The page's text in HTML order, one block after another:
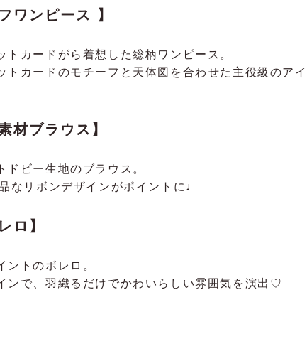
ワンピース 】
トカードがら着想した総柄ワンピース。
トカードのモチーフと天体図を合わせた主役級のアイ
材ブラウス】
ビー生地のブラウス。
なリボンデザインがポイントに♩
ロ】
トのボレロ。
ンで、羽織るだけでかわいらしい雰囲気を演出♡